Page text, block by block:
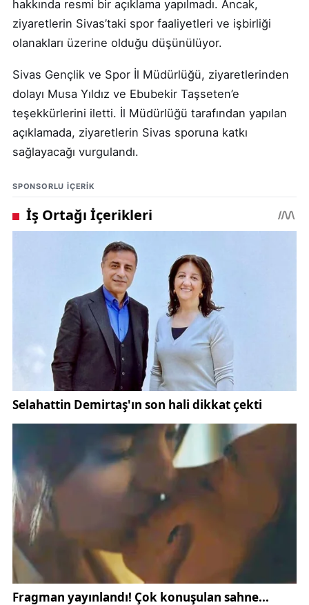
hakkında resmi bir açıklama yapılmadı. Ancak,
ziyaretlerin Sivas’taki spor faaliyetleri ve işbirliği
olanakları üzerine olduğu düşünülüyor.
Sivas Gençlik ve Spor İl Müdürlüğü, ziyaretlerinden
dolayı Musa Yıldız ve Ebubekir Taşseten’e
teşekkürlerini iletti. İl Müdürlüğü tarafından yapılan
açıklamada, ziyaretlerin Sivas sporuna katkı
sağlayacağı vurgulandı.
SPONSORLU IÇERIK